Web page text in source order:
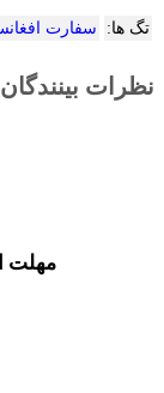
تگ ها: سفارت
نظرات
مهلت